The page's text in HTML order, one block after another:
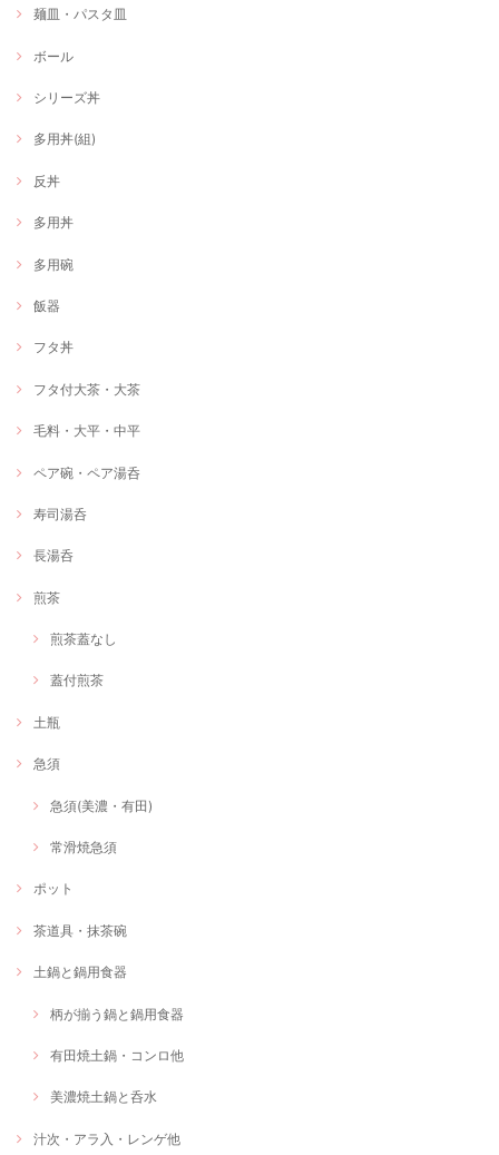
麺皿・パスタ皿
ボール
シリーズ丼
多用丼(組)
反丼
多用丼
多用碗
飯器
フタ丼
フタ付大茶・大茶
毛料・大平・中平
ペア碗・ペア湯呑
寿司湯呑
長湯呑
煎茶
煎茶蓋なし
蓋付煎茶
土瓶
急須
急須(美濃・有田)
常滑焼急須
ポット
茶道具・抹茶碗
土鍋と鍋用食器
柄が揃う鍋と鍋用食器
有田焼土鍋・コンロ他
美濃焼土鍋と呑水
汁次・アラ入・レンゲ他